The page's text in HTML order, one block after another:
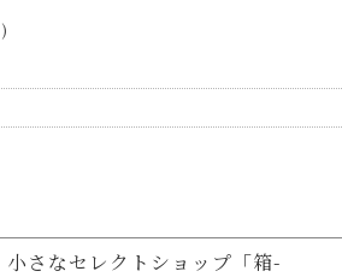
さなセレクトショップ「箱-